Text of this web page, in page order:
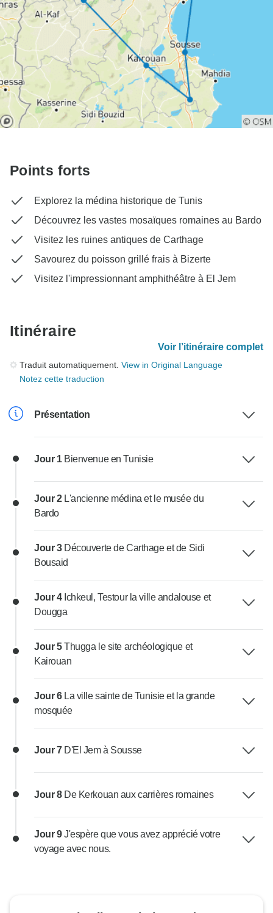
Points forts
Explorez la médina historique de Tunis
Découvrez les vastes mosaïques romaines au Bardo
Visitez les ruines antiques de Carthage
Savourez du poisson grillé frais à Bizerte
Visitez l'impressionnant amphithéâtre à El Jem
Itinéraire
Voir l’itinéraire complet
Traduit automatiquement. View in Original Language
Notez cette traduction
Présentation
Jour 1 Bienvenue en Tunisie
Jour 2 L'ancienne médina et le musée du
Bardo
Jour 3 Découverte de Carthage et de Sidi
Bousaid
Jour 4 Ichkeul, Testour la ville andalouse et
Dougga
Jour 5Thugga le site archéologique et
Kairouan
Jour 6 La ville sainte de Tunisie et la grande
mosquée
Jour 7 D'El Jem à Sousse
Jour 8 De Kerkouan aux carrières romaines
Jour 9J'espère que vous avez apprécié votre
voyage avec nous.